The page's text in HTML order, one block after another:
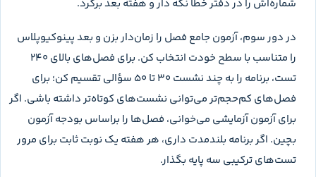
دهم ۷
جذب و انتقال مواد در
171
یازدهم ۱ تنظیم عصبی 262
یازدهم ۲ حواس 265